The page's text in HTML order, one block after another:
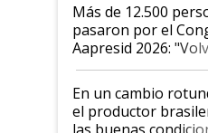
Más de 12.500
pasaron por el
Aapresid 2026:
demostrar que
suelo es hablar de
sistema productivo"
En un cambio
el productor